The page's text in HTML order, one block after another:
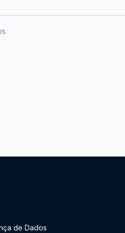
de Dados